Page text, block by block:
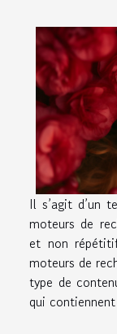
Il s’agit d’un
moteurs de
et non
moteurs de
type de
qui